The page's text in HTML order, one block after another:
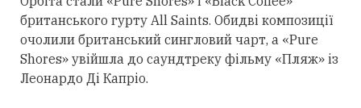
британського гурту All Saints. Обидві композиції
очолили британський сингловий чарт, а «Pure
Shores» увійшла до саундтреку фільму «Пляж» із
Леонардо Ді Капріо.